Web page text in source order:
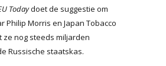
Todaydoet de suggestie om
Philip Morris en Japan Tobacco
ze nog steeds miljarden
Russische staatskas.